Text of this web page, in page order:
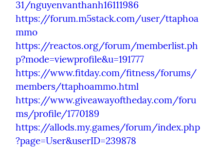
31/nguyenvanthanh16111986
https://forum.m5stack.com/user/ttaphoa
mmo
https://reactos.org/forum/memberlist.ph
p?mode=viewprofile&u=191777
https://www.fitday.com/fitness/forums/
members/ttaphoammo.html
https://www.giveawayoftheday.com/foru
ms/profile/1770189
https://allods.my.games/forum/index.php
?page=User&userID=239878